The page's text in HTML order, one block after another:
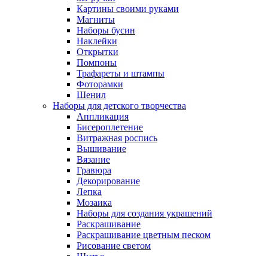
Картины своими руками
Магниты
Наборы бусин
Наклейки
Открытки
Помпоны
Трафареты и штампы
Фоторамки
Шенил
Наборы для детского творчества
Аппликация
Бисероплетение
Витражная роспись
Вышивание
Вязание
Гравюра
Декорирование
Лепка
Мозаика
Наборы для создания украшений
Раскрашивание
Раскрашивание цветным песком
Рисование светом